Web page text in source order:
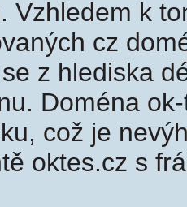
Vzhledem k
cz
z hlediska
Doména
což je
oktes.cz s